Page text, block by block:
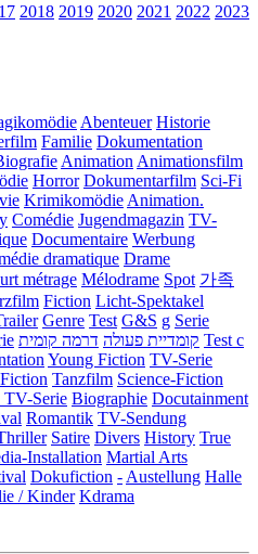
2018 2019 2020 2021 2022 2023
Abenteuer Historie
Familie Dokumentation
Animation Animationsfilm
Horror Dokumentarfilm Sci-Fi
Krimikomödie Animation.
Comédie Jugendmagazin TV-
Documentaire Werbung
dramatique Drame
métrage Mélodrame Spot 가족
Fiction Licht-Spektakel
Genre Test G&S g Serie
קומדיית פעולה דרמה קומית
Test c
Young Fiction TV-Serie
Tanzfilm Science-Fiction
TV-Serie Biographie Docutainment
Romantik TV-Sendung
Satire Divers History True
Installation Martial Arts
Dokufiction - Austellung Halle
/ Kinder Kdrama